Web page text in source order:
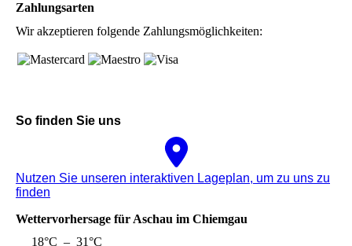
Zahlungsarten
Wir akzeptieren folgende Zahlungsmöglichkeiten:
So finden Sie uns
Nutzen Sie unseren interaktiven La­ge­plan, um zu uns zu
finden
Wettervorhersage für Aschau im Chiemgau
18°C – 31°C